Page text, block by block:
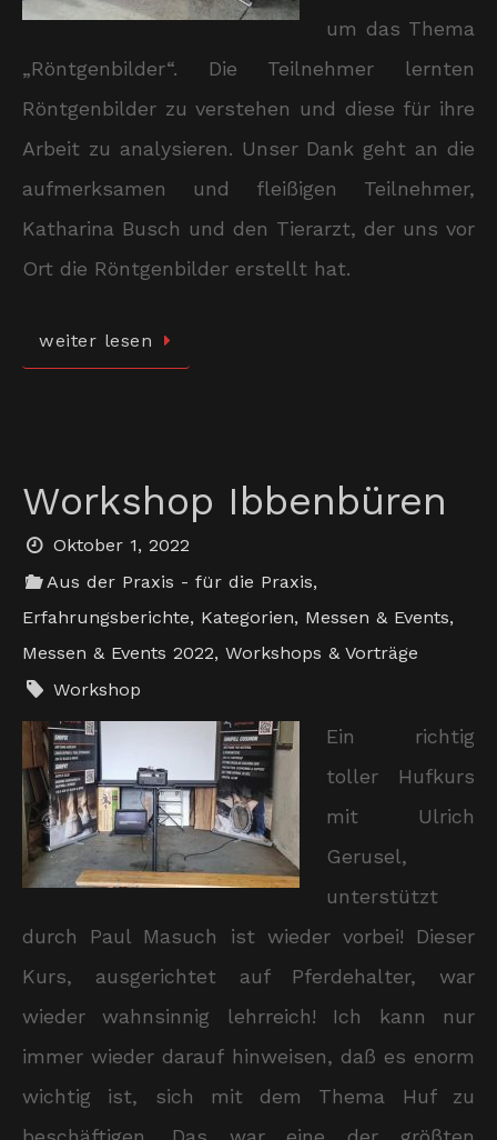
um das Thema
„Röntgenbilder“. Die Teilnehmer lernten
Röntgenbilder zu verstehen und diese für ihre
Arbeit zu analysieren. Unser Dank geht an die
aufmerksamen und fleißigen Teilnehmer,
Katharina Busch und den Tierarzt, der uns vor
Ort die Röntgenbilder erstellt hat.
weiter lesen
Workshop Ibbenbüren
Oktober 1, 2022
Aus der Praxis - für die Praxis,
Erfahrungsberichte, Kategorien, Messen & Events,
Messen & Events 2022, Workshops & Vorträge
Workshop
Ein richtig
toller Hufkurs
mit Ulrich
Gerusel,
unterstützt
durch Paul Masuch ist wieder vorbei! Dieser
Kurs, ausgerichtet auf Pferdehalter, war
wieder wahnsinnig lehrreich! Ich kann nur
immer wieder darauf hinweisen, daß es enorm
wichtig ist, sich mit dem Thema Huf zu